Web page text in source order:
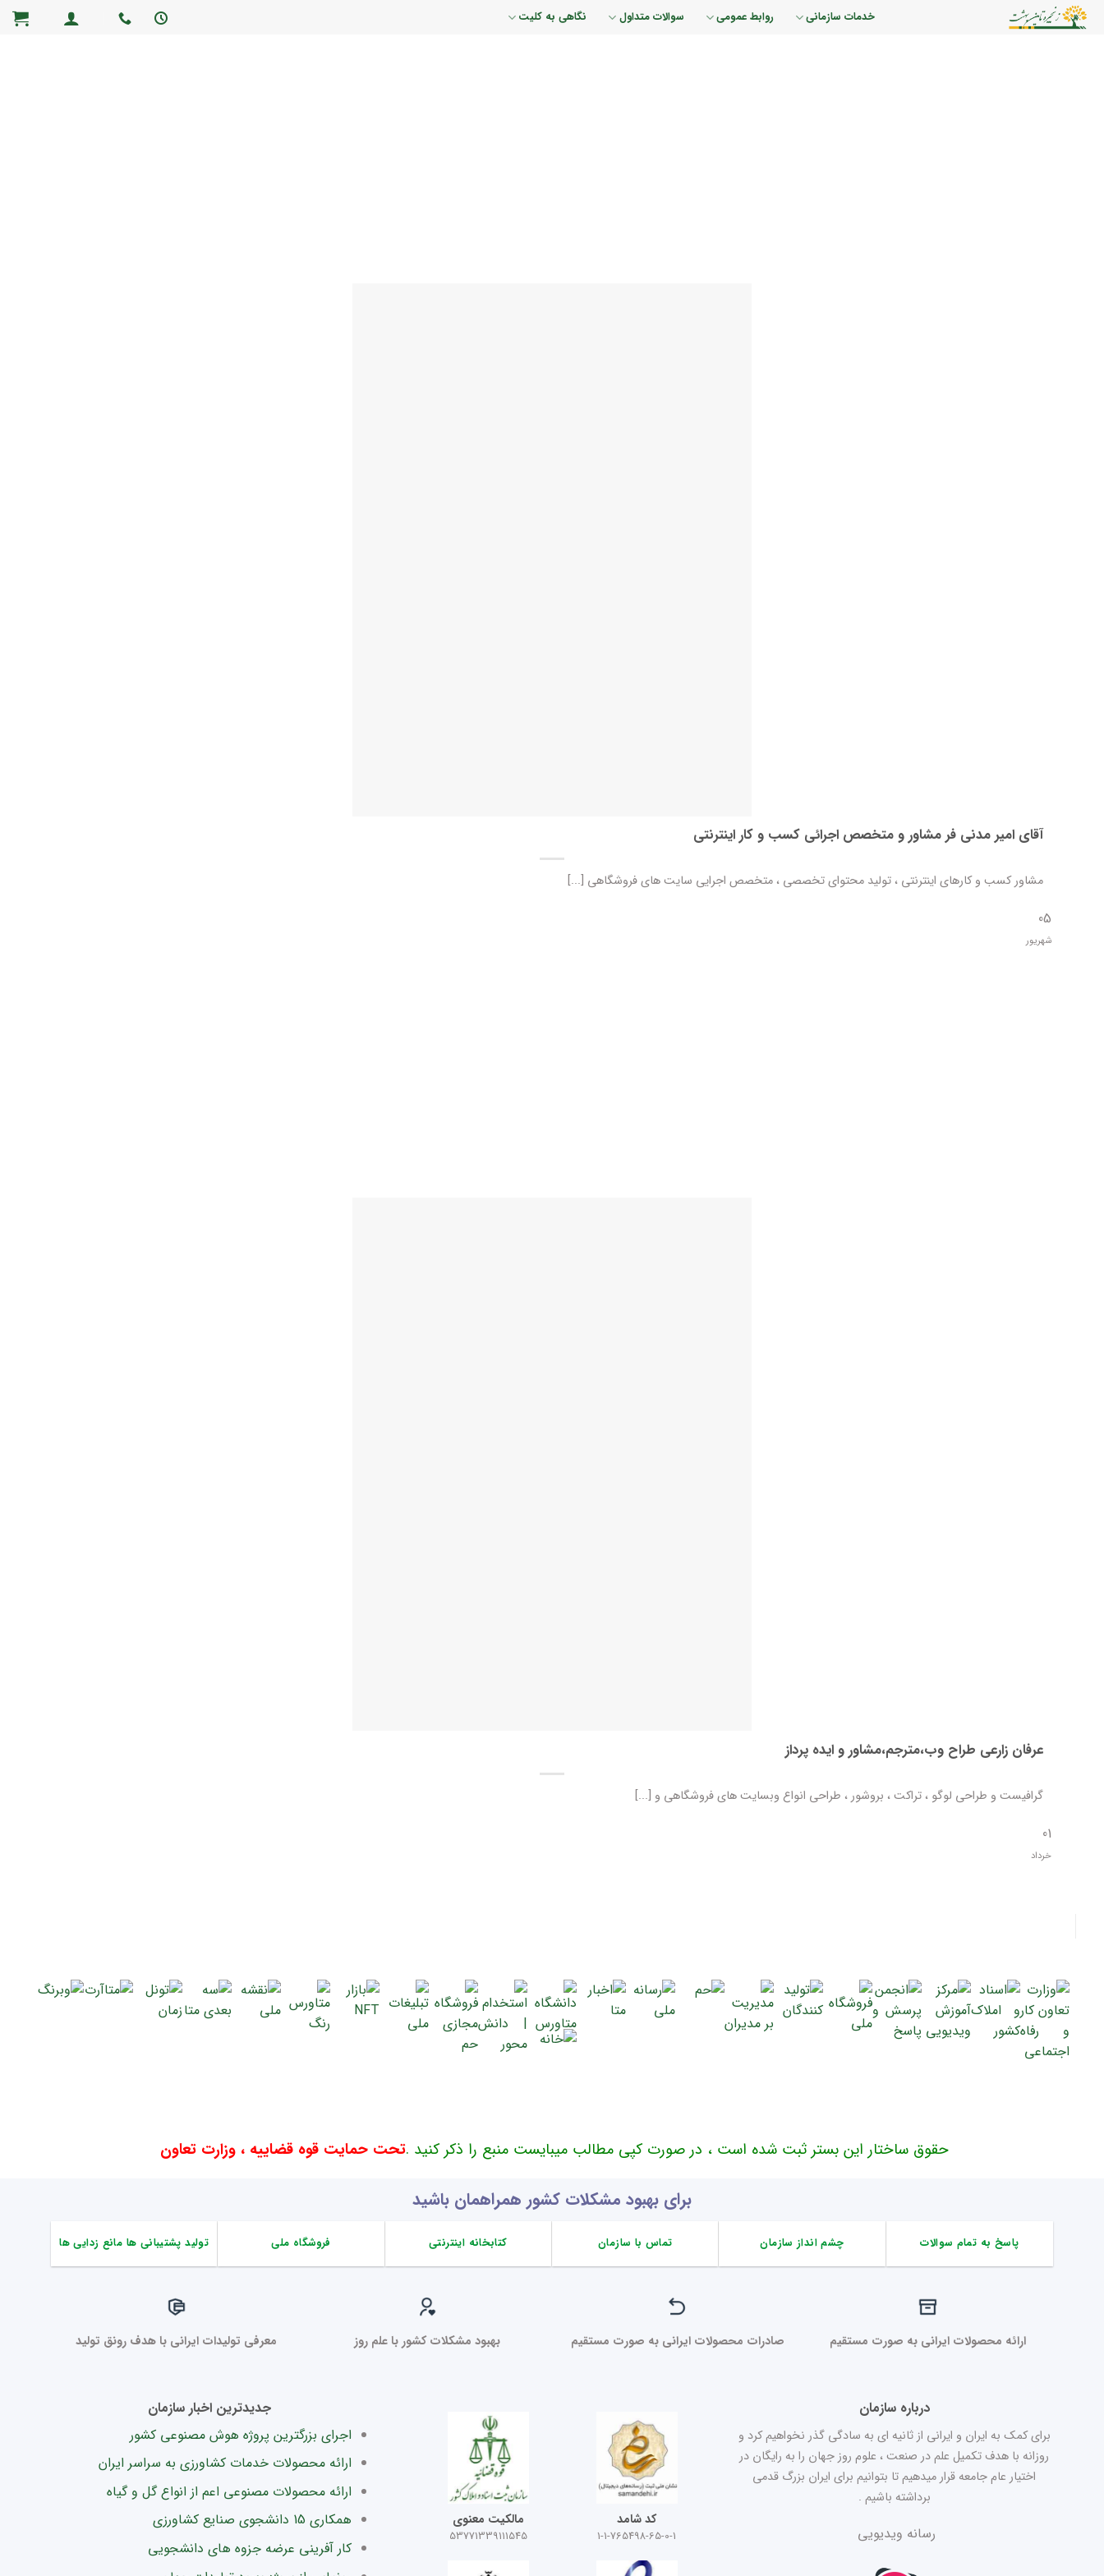
پرش
خدمات سازمانی روابط عمومی سوالات متداول نگاهی به کلیت
آقای امیر مدنی فر مشاور و متخصص اجرائی کسب و کار اینترنتی
مشاور کسب و کارهای اینترنتی ، تولید محتوای تخصصی ، متخصص اجرایی سایت های فروشگاهی [...]
05
شهریور
عرفان زارعی طراح وب،مترجم،مشاور و ایده پرداز
گرافیست و طراحی لوگو ، تراکت ، بروشور ، طراحی انواع وبسایت های فروشگاهی و [...]
01
خرداد
حقوق ساختار این بستر ثبت شده است ، در صورت کپی مطالب میبایست منبع را ذکر کنید .تحت حمایت قوه قضاییه ، وزارت تعاون
برای بهبود مشکلات کشور همراهمان باشید
پاسخ به تمام سوالات چشم انداز سازمان تماس با سازمان کتابخانه اینترنتی فروشگاه ملی تولید پشتیبانی ها مانع زدایی ها
ارائه محصولات ایرانی به صورت مستقیم صادرات محصولات ایرانی به صورت مستقیم بهبود مشکلات کشور با علم روز معرفی تولیدات ایرانی با هدف رونق تولید
درباره سازمان
برای کمک به ایران و ایرانی از ثانیه ای به سادگی گذر نخواهیم کرد و
روزانه با هدف تکمیل علم در صنعت ، علوم روز جهان را به رایگان در
اختیار عام جامعه قرار میدهیم تا بتوانیم برای ایران بزرگ قدمی
برداشته باشیم .
رسانه ویدیویی
کد شامد
1-1-765498-65-0-1
مالکیت معنوی
53771339111545
جدیدترین اخبار سازمان
اجرای بزرگترین پروژه هوش مصنوعی کشور
ارائه محصولات خدمات کشاورزی به سراسر ایران
ارائه محصولات مصنوعی اعم از انواع گل و گیاه
همکاری 15 دانشجوی صنایع کشاورزی
کار آفرینی عرضه جزوه های دانشجویی